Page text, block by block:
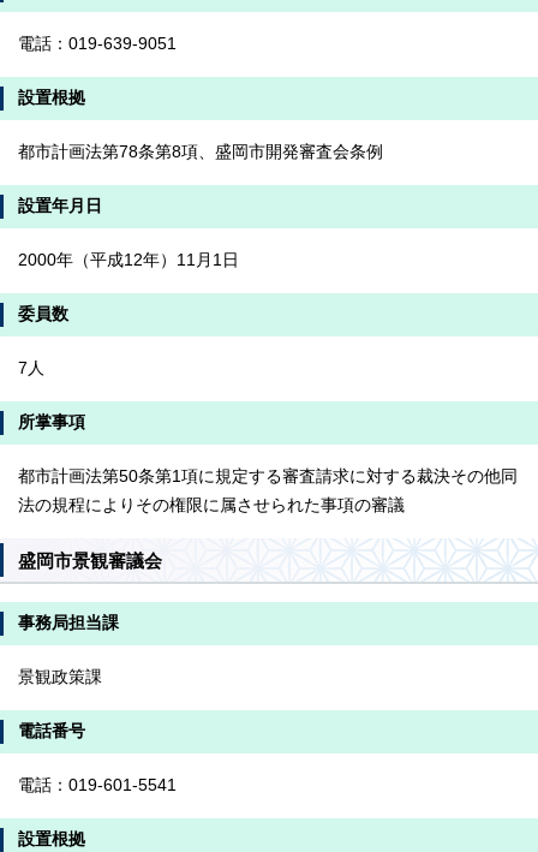
電話：019-639-9051
設置根拠
都市計画法第78条第8項、盛岡市開発審査会条例
設置年月日
2000年（平成12年）11月1日
委員数
7人
所掌事項
都市計画法第50条第1項に規定する審査請求に対する裁決その他同
法の規程によりその権限に属させられた事項の審議
盛岡市景観審議会
事務局担当課
景観政策課
電話番号
電話：019-601-5541
設置根拠